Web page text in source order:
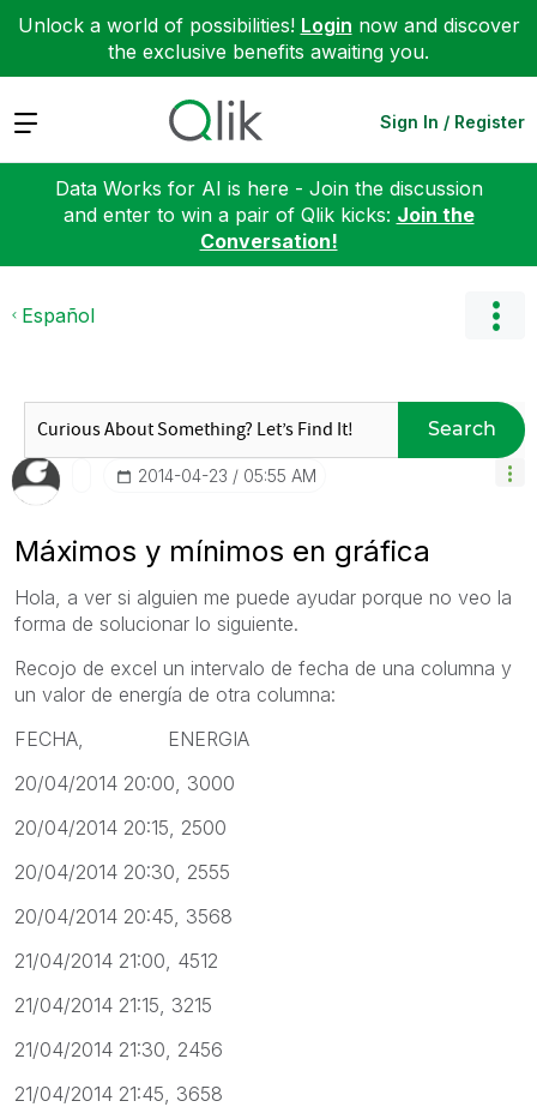
Unlock a world of possibilities! Login now and discover
the exclusive benefits awaiting you.
Expand Sign In / Register
Data Works for AI is here - Join the discussion
and enter to win a pair of Qlik kicks: Join the
Conversation!
Español
Search
‎2014-04-23 05:55 AM
Máximos y mínimos en gráfica
Hola, a ver si alguien me puede ayudar porque no veo la
forma de solucionar lo siguiente.
Recojo de excel un intervalo de fecha de una columna y
un valor de energía de otra columna:
FECHA, ENERGIA
20/04/2014 20:00, 3000
20/04/2014 20:15, 2500
20/04/2014 20:30, 2555
20/04/2014 20:45, 3568
21/04/2014 21:00, 4512
21/04/2014 21:15, 3215
21/04/2014 21:30, 2456
21/04/2014 21:45, 3658